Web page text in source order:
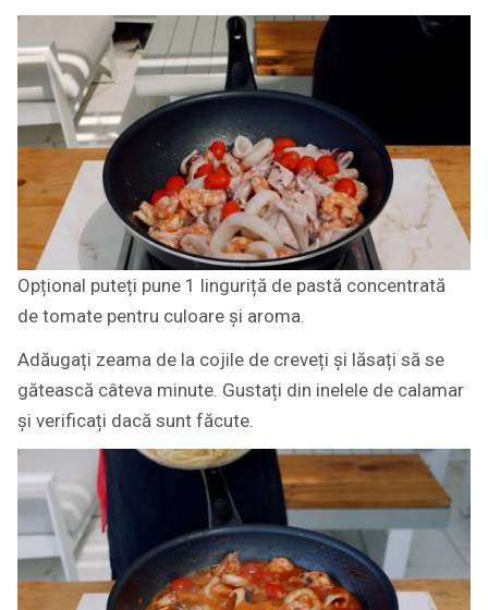
Opțional puteți pune 1 linguriță de pastă concentrată
de tomate pentru culoare și aroma.
Adăugați zeama de la cojile de creveți și lăsați să se
gătească câteva minute. Gustați din inelele de calamar
și verificați dacă sunt făcute.